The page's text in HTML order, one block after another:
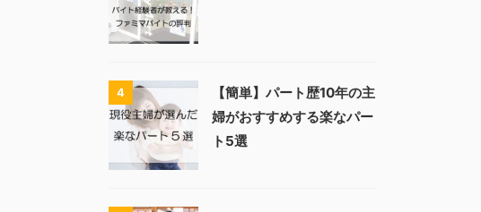
4
【簡単】パート歴10年の主
婦がおすすめする楽なパー
ト5選